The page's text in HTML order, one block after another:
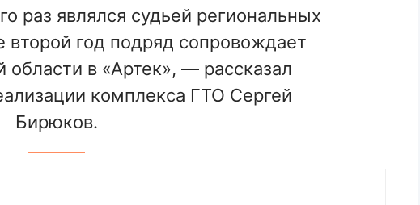
раз являлся судьей региональных
год подряд сопровождает
области в «Артек», — рассказал
комплекса ГТО Сергей
Бирюков.